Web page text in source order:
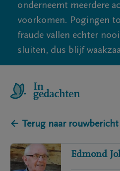
onderneemt meerdere
voorkomen. Pogingen
fraude vallen echter
sluiten, dus blijf
← Terug naar rouwbericht
Edmond